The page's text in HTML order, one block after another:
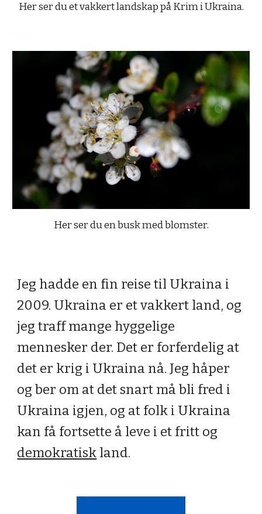
Her ser du et vakkert landskap på Krim i Ukraina.
Her ser du en busk med blomster.
Jeg hadde en fin reise til Ukraina i
2009. Ukraina er et vakkert land, og
jeg traff mange hyggelige
mennesker der. Det er forferdelig at
det er krig i Ukraina nå. Jeg håper
og ber om at det snart må bli fred i
Ukraina igjen, og at folk i Ukraina
demokratisk land.